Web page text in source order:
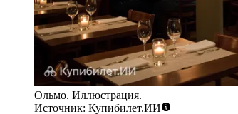
Ольмо. Иллюстрация.
Источник: Купибилет.ИИ